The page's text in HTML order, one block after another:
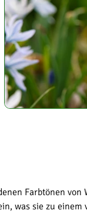
Farbtönen
was sie zu